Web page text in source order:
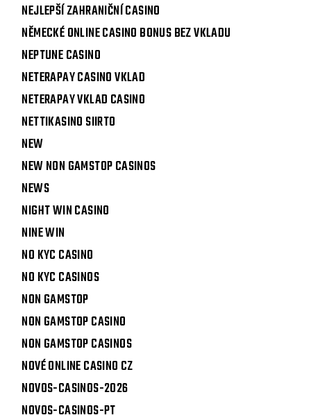
NEJLEPŠÍ ZAHRANIČNÍ CASINO
NĚMECKÉ ONLINE CASINO BONUS BEZ VKLADU
NEPTUNE CASINO
NETERAPAY CASINO VKLAD
NETERAPAY VKLAD CASINO
NETTIKASINO SIIRTO
NEW
NEW NON GAMSTOP CASINOS
NEWS
NIGHT WIN CASINO
NINE WIN
NO KYC CASINO
NO KYC CASINOS
NON GAMSTOP
NON GAMSTOP CASINO
NON GAMSTOP CASINOS
NOVÉ ONLINE CASINO CZ
NOVOS-CASINOS-2026